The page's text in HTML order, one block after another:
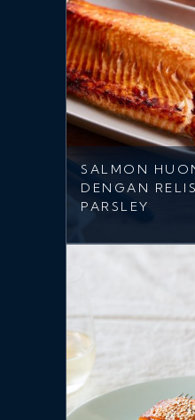
SALMON
DENGAN
PARSLEY